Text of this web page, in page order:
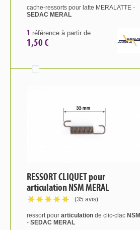
cache-ressorts pour latte MERALATTE -
SEDAC MERAL
1 référence à partir de
1,50 €
RESSORT CLIQUET pour
articulation NSM MERAL
(35 avis)
ressort pour articulation de clic-clac NSM
- SEDAC MERAL